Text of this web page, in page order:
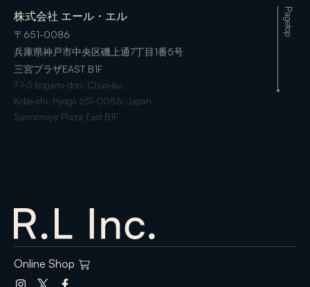
株式会社 エール・エル
〒651-0086
兵庫県神戸市中央区磯上通7丁目1番5号
三宮プラザEAST B1F
7-1-5 Isogami-dori, Chuo-ku,
Kobe-shi, Hyogo 651-0086, Japan,
Sannomiya Plaza East B1F
Online Shop
Pagetop